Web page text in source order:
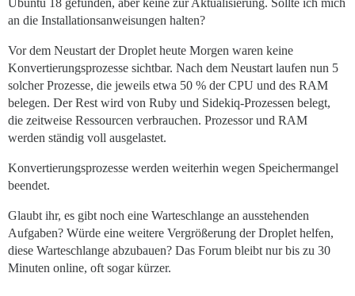
Ubuntu 18 gefunden, aber keine zur Aktualisierung. Sollte ich mich
an die Installationsanweisungen halten?
Vor dem Neustart der Droplet heute Morgen waren keine
Konvertierungsprozesse sichtbar. Nach dem Neustart laufen nun 5
solcher Prozesse, die jeweils etwa 50 % der CPU und des RAM
belegen. Der Rest wird von Ruby und Sidekiq-Prozessen belegt,
die zeitweise Ressourcen verbrauchen. Prozessor und RAM
werden ständig voll ausgelastet.
Konvertierungsprozesse werden weiterhin wegen Speichermangel
beendet.
Glaubt ihr, es gibt noch eine Warteschlange an ausstehenden
Aufgaben? Würde eine weitere Vergrößerung der Droplet helfen,
diese Warteschlange abzubauen? Das Forum bleibt nur bis zu 30
Minuten online, oft sogar kürzer.